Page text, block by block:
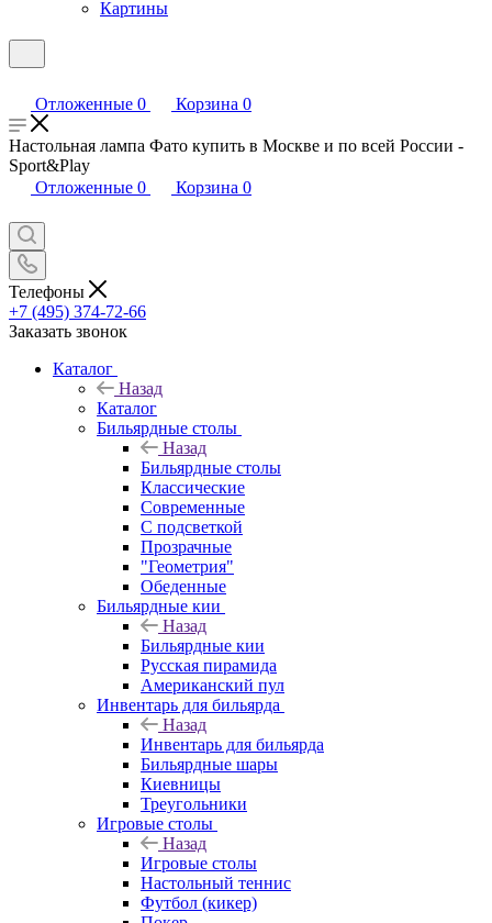
Картины
Отложенные 0 Корзина 0
Настольная лампа Фато купить в Москве и по всей России -
Sport&Play
Отложенные 0 Корзина 0
Телефоны
+7 (495) 374-72-66
Заказать звонок
Каталог
Назад
Каталог
Бильярдные столы
Назад
Бильярдные столы
Классические
Современные
С подсветкой
Прозрачные
"Геометрия"
Обеденные
Бильярдные кии
Назад
Бильярдные кии
Русская пирамида
Американский пул
Инвентарь для бильярда
Назад
Инвентарь для бильярда
Бильярдные шары
Киевницы
Треугольники
Игровые столы
Назад
Игровые столы
Настольный теннис
Футбол (кикер)